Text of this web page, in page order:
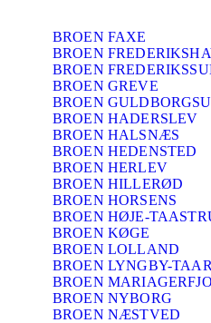
BROEN FAXE
BROEN
BROEN
BROEN GREVE
BROEN
BROEN HADERSLEV
BROEN HALSNÆS
BROEN HEDENSTED
BROEN HERLEV
BROEN HILLERØD
BROEN HORSENS
BROEN HØJE-
BROEN KØGE
BROEN LOLLAND
BROEN LYNGBY-
BROEN
BROEN NYBORG
BROEN NÆSTVED